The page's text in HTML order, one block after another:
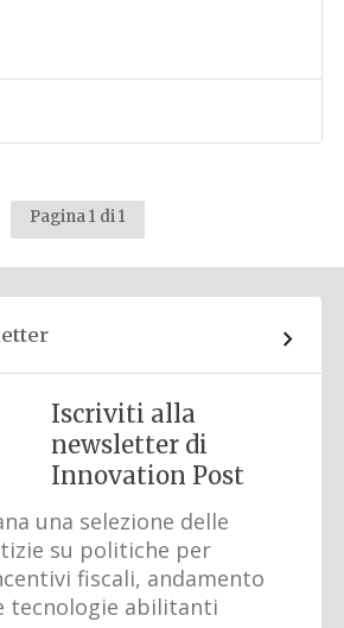
Pagina 1 di 1
Iscriviti alla
newsletter di
Innovation Post
una selezione delle
su politiche per
fiscali, andamento
tecnologie abilitanti